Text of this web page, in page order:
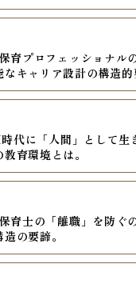
育プロフェッショナル
キャリア設計の構造的
代に「人間」として
育環境とは。
育士の「離職」を防ぐ
の要諦。